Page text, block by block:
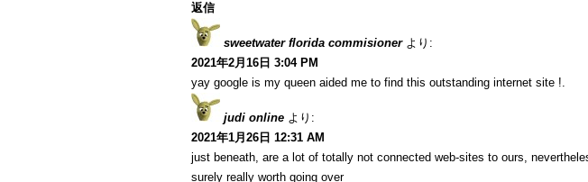
返信
sweetwater florida commisioner より:
2021年2月16日 3:04 PM
yay google is my queen aided me to find this outstanding internet site !.
judi online より:
2021年1月26日 12:31 AM
just beneath, are a lot of totally not connected web-sites to ours,
surely really worth going over